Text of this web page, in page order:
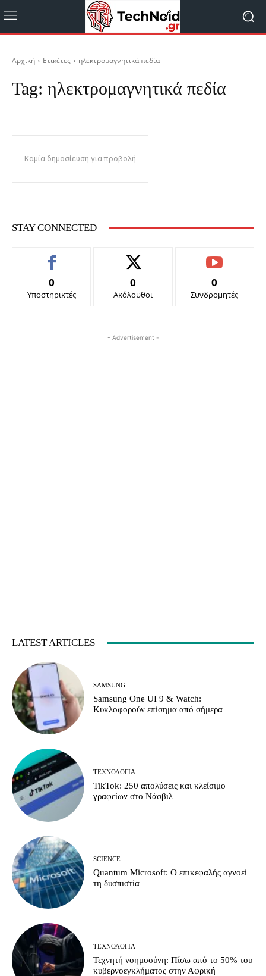
Αρχική Ετικέτες ηλεκτρομαγνητικά πεδία
Tag: ηλεκτρομαγνητικά πεδία
Καμία δημοσίευση για προβολή
STAY CONNECTED
0
Υποστηρικτές
0
Ακόλουθοι
0
Συνδρομητές
- Advertisement -
LATEST ARTICLES
SAMSUNG
Samsung One UI 9 & Watch:
Κυκλοφορούν επίσημα από σήμερα
ΤΕΧΝΟΛΟΓΊΑ
TikTok: 250 απολύσεις και κλείσιμο
γραφείων στο Νάσβιλ
SCIENCE
Quantum Microsoft: Ο επικεφαλής αγνοεί
τη δυσπιστία
ΤΕΧΝΟΛΟΓΊΑ
Τεχνητή νοημοσύνη: Πίσω από το 50% του
κυβερνοεγκλήματος στην Αφρική